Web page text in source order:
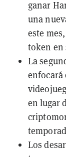
ganar
una
este
token en
La
enfocará
en lugar
Los